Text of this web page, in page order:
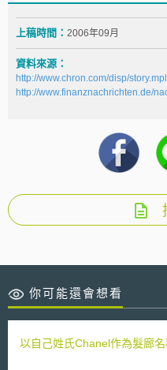
上稿時間： 2006年09月
資料來源：
http://www.chron.com/disp/
http://www.finanznachrichten.de/
你可能還會想看
以自己姓氏Chanel作為髮廊